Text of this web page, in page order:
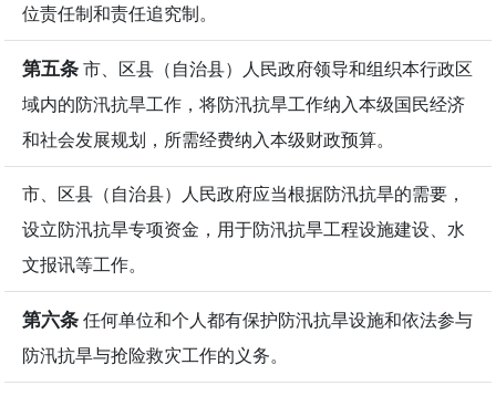
位责任制和责任追究制。
第五条市、区县（自治县）人民政府领导和组织本行政区
域内的防汛抗旱工作，将防汛抗旱工作纳入本级国民经济
和社会发展规划，所需经费纳入本级财政预算。
市、区县（自治县）人民政府应当根据防汛抗旱的需要，
设立防汛抗旱专项资金，用于防汛抗旱工程设施建设、水
文报讯等工作。
第六条任何单位和个人都有保护防汛抗旱设施和依法参与
防汛抗旱与抢险救灾工作的义务。